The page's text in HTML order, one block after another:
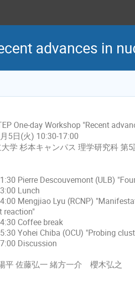
advances in
One-day Workshop "Recent
5日(火) 10:30-17:00
学 杉本キャンパス 理学研究科 第
Pierre Descouvemont (ULB)
Lunch
Mengjiao Lyu (RCNP)
reaction"
Coffee break
Yohei Chiba (OCU) "Probing
Discussion
平 佐藤弘一 緒方一介 櫻木弘之